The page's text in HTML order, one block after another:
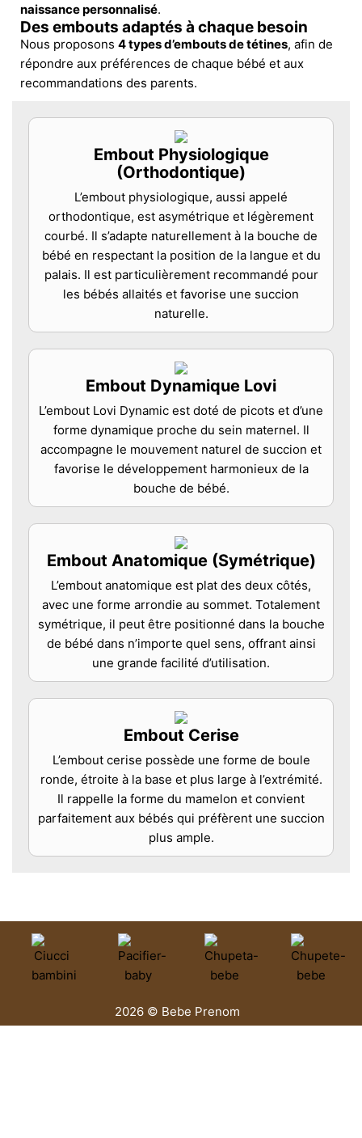
naissance personnalisé.
Des embouts adaptés à chaque besoin
Nous proposons 4 types d’embouts de tétines, afin de
répondre aux préférences de chaque bébé et aux
recommandations des parents.
Embout Physiologique
(Orthodontique)
L’embout physiologique, aussi appelé
orthodontique, est asymétrique et légèrement
courbé. Il s’adapte naturellement à la bouche de
bébé en respectant la position de la langue et du
palais. Il est particulièrement recommandé pour
les bébés allaités et favorise une succion
naturelle.
Embout Dynamique Lovi
L’embout Lovi Dynamic est doté de picots et d’une
forme dynamique proche du sein maternel. Il
accompagne le mouvement naturel de succion et
favorise le développement harmonieux de la
bouche de bébé.
Embout Anatomique (Symétrique)
L’embout anatomique est plat des deux côtés,
avec une forme arrondie au sommet. Totalement
symétrique, il peut être positionné dans la bouche
de bébé dans n’importe quel sens, offrant ainsi
une grande facilité d’utilisation.
Embout Cerise
L’embout cerise possède une forme de boule
ronde, étroite à la base et plus large à l’extrémité.
Il rappelle la forme du mamelon et convient
parfaitement aux bébés qui préfèrent une succion
plus ample.
2026 © Bebe Prenom